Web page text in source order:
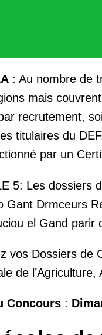
: Au nombre de
mais
recrutement,
titulaires du
par un
5: Les dossiers
Gant Drmceurs
el Gand parir
vos Dossiers de
de l’Agriculture,
Concours :